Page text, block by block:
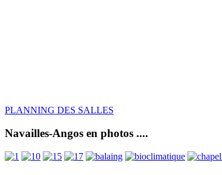
PLANNING DES SALLES
Navailles-Angos en photos ....